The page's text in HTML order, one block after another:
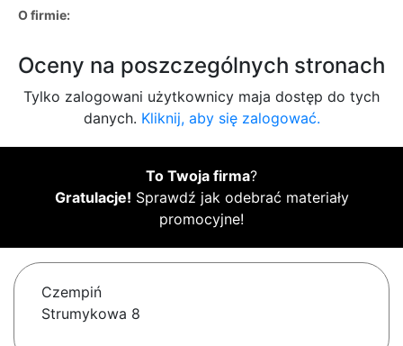
O firmie:
Oceny na poszczególnych stronach
Tylko zalogowani użytkownicy maja dostęp do tych
danych. Kliknij, aby się zalogować.
To Twoja firma?
Gratulacje! Sprawdź jak odebrać materiały
promocyjne!
Czempiń
Strumykowa 8